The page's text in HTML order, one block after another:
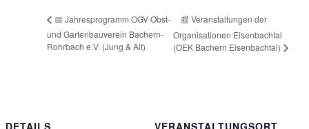
📅 Jahresprogramm OGV Obst-
und Gartenbauverein Bachern-
Rohrbach e.V. (Jung & Alt)
📰 Veranstaltungen der
Organisationen Eisenbachtal
(OEK Bachern Eisenbachtal)